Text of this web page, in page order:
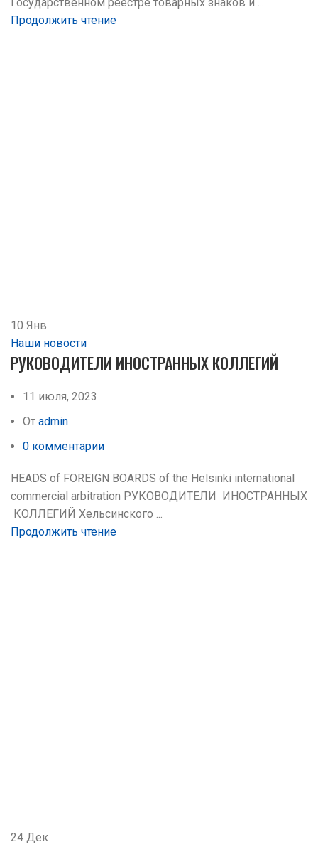
Продолжить чтение
10 Янв
Наши новости
РУКОВОДИТЕЛИ ИНОСТРАННЫХ КОЛЛЕГИЙ
11 июля, 2023
От admin
0 комментарии
HEADS of FOREIGN BOARDS of the Helsinki international
commercial arbitration РУКОВОДИТЕЛИ ИНОСТРАННЫХ
КОЛЛЕГИЙ Хельсинского ...
Продолжить чтение
24 Дек